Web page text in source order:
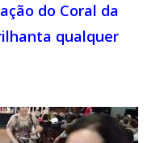
do Coral da
qualquer